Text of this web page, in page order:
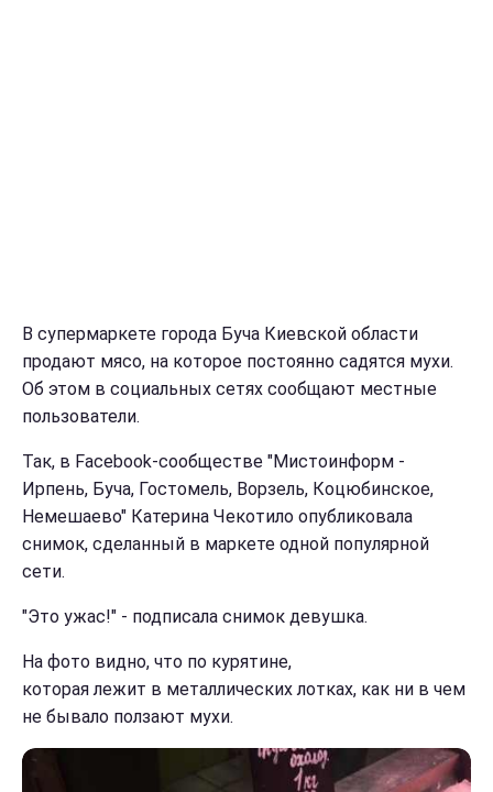
В супермаркете города Буча Киевской области
продают мясо, на которое постоянно садятся мухи.
Об этом в социальных сетях сообщают местные
пользователи.
Так, в Facebook-сообществе "Мистоинформ -
Ирпень, Буча, Гостомель, Ворзель, Коцюбинское,
Немешаево" Катерина Чекотило опубликовала
снимок, сделанный в маркете одной популярной
сети.
"Это ужас!" - подписала снимок девушка.
На фото видно, что по курятине,
которая лежит в металлических лотках, как ни в чем
не бывало ползают мухи.